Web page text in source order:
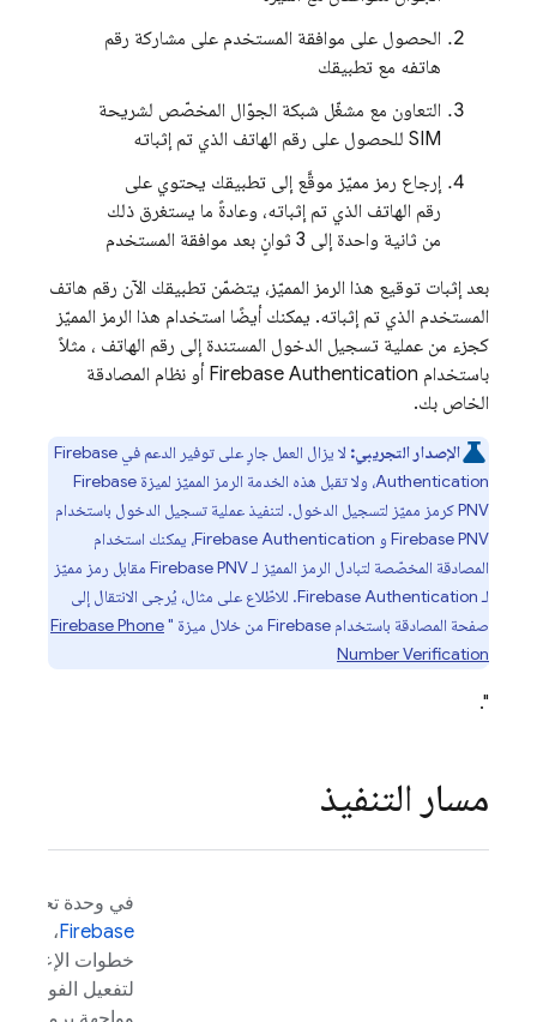
الحصول على موافقة المستخدم على مشاركة رقم
هاتفه مع تطبيقك
التعاون مع مشغّل شبكة الجوّال المخصّص لشريحة
SIM للحصول على رقم الهاتف الذي تم إثباته
إرجاع رمز مميّز موقَّع إلى تطبيقك يحتوي على
رقم الهاتف الذي تم إثباته، وعادةً ما يستغرق ذلك
من ثانية واحدة إلى 3 ثوانٍ بعد موافقة المستخدم
بعد إثبات توقيع هذا الرمز المميّز، يتضمّن تطبيقك الآن رقم هاتف
المستخدم الذي تم إثباته. يمكنك أيضًا استخدام هذا الرمز المميّز
كجزء من عملية تسجيل الدخول المستندة إلى رقم الهاتف ، مثلاً
باستخدام Firebase Authentication أو نظام المصادقة
الخاص بك.
الإصدار التجريبي: لا يزال العمل جارٍ على توفير الدعم فيFirebase
Authentication، ولا تقبل هذه الخدمة الرمز المميّز لميزة Firebase
PNVكرمز مميّز لتسجيل الدخول. لتنفيذ عملية تسجيل الدخول باستخدام
Firebase PNV و Firebase Authentication، يمكنك استخدام
المصادقة المخصّصة لتبادل الرمز المميّز لـFirebase PNV مقابل رمز مميّز
لـFirebase Authentication. للاطّلاع على مثال، يُرجى الانتقال إلى
صفحة المصادقة باستخدام Firebase من خلال ميزة "
Firebase Phone
Number Verification
".
مسار التنفيذ
في وحدة تحكّم
Firebase، أكمل
خطوات الإعداد
لتفعيل الفوترة